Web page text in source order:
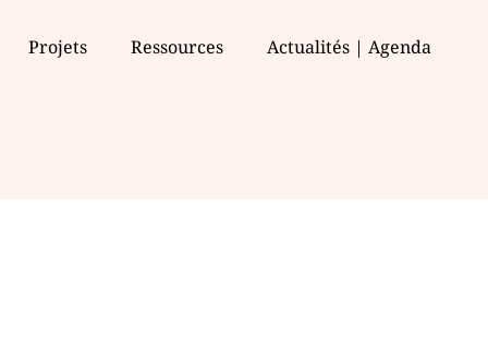
Projets Ressources Actualités | Agenda